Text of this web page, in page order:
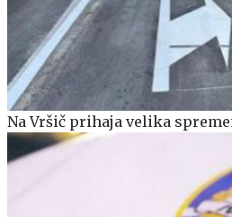
Na Vršič prihaja velika